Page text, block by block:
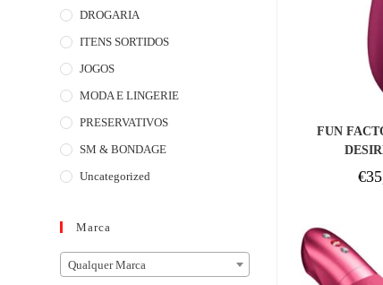
FUN
€
DROGARIA
ITENS SORTIDOS
JOGOS
MODA E LINGERIE
PRESERVATIVOS
SM & BONDAGE
Uncategorized
Marca
Qualquer Marca